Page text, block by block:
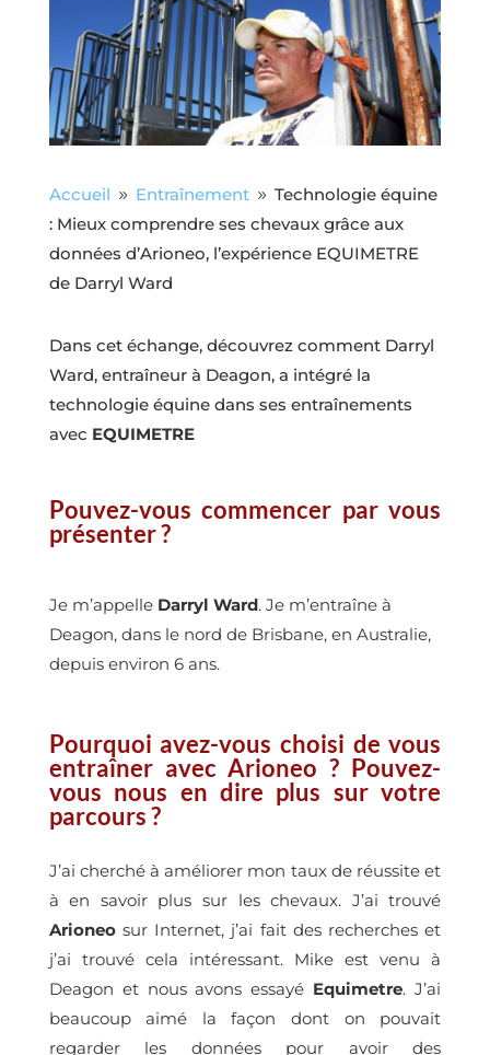
Accueil 9 Entraînement 9 Technologie équine
: Mieux comprendre ses chevaux grâce aux
données d’Arioneo, l’expérience EQUIMETRE
de Darryl Ward
Dans cet échange, découvrez comment Darryl
Ward, entraîneur à Deagon, a intégré la
technologie équine dans ses entraînements
avec EQUIMETRE
Pouvez-vous commencer par vous
présenter ?
Je m’appelleDarryl Ward. Je m’entraîne à
Deagon, dans le nord de Brisbane, en Australie,
depuis environ 6 ans.
Pourquoi avez-vous choisi de vous
entraîner avec Arioneo ? Pouvez-
vous nous en dire plus sur votre
parcours ?
J’ai cherché à améliorer mon taux de réussite et
à en savoir plus sur les chevaux. J’ai trouvé
Arioneosur Internet, j’ai fait des recherches et
j’ai trouvé cela intéressant. Mike est venu à
Deagon et nous avons essayé Equimetre. J’ai
beaucoup aimé la façon dont on pouvait
regarder les données pour avoir des